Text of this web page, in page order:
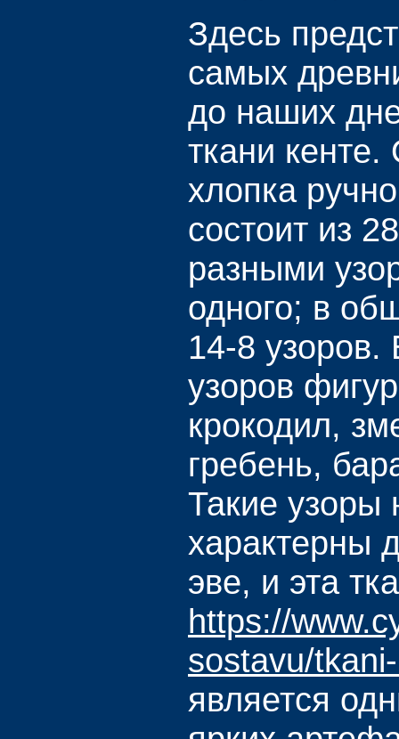
Здесь
самых
до наших
ткани кенте.
хлопка
состоит из
разными
одного; в
14-8 узоров.
узоров
крокодил,
гребень,
Такие узоры
характерны
эве, и эта
https://
sostavu/
является